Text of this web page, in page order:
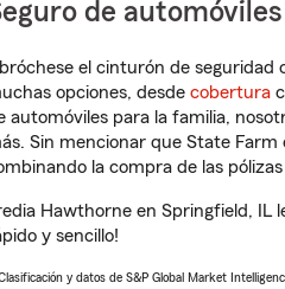
de automóviles
el cinturón de seguridad
opciones, desde cobertura
automóviles para la familia,
Sin mencionar que State Farm
la compra de las
Hawthorne en Springfield, IL
y sencillo!
y datos de S&P Global Market